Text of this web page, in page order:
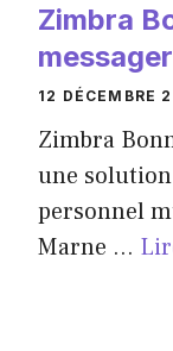
Zimbra
12 DÉCEMBRE
Zimbra
une
personnel
Marne ...